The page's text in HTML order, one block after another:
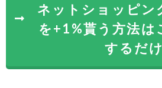
ネットショッピン
を+1%貰う方法は
するだけ